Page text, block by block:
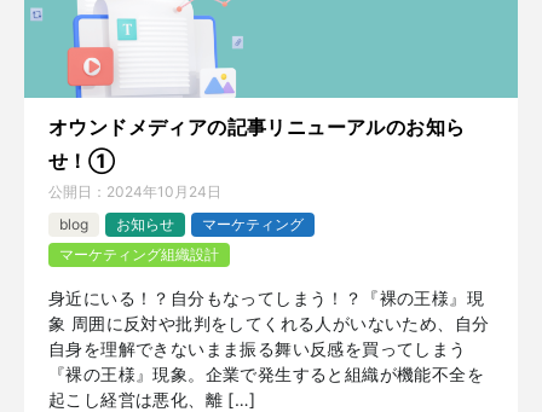
オウンドメディアの記事リニューアルのお知ら
せ！①
公開日： 2024年10月24日
blog
お知らせ
マーケティング
マーケティング組織設計
身近にいる！？自分もなってしまう！？『裸の王様』現
象 周囲に反対や批判をしてくれる人がいないため、自分
自身を理解できないまま振る舞い反感を買ってしまう
『裸の王様』現象。企業で発生すると組織が機能不全を
起こし経営は悪化、離 […]